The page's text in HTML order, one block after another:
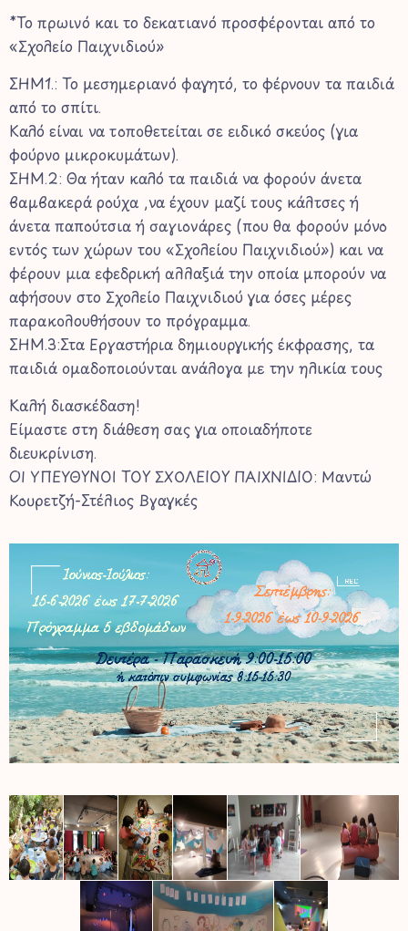
*Το πρωινό και το δεκατιανό προσφέρονται από το
«Σχολείο Παιχνιδιού»
ΣΗΜ1.: Το μεσημεριανό φαγητό, το φέρνουν τα παιδιά
από το σπίτι.
Kαλό είναι να τοποθετείται σε ειδικό σκεύος (για
φούρνο μικροκυμάτων).
ΣΗΜ.2: Θα ήταν καλό τα παιδιά να φορούν άνετα
βαμβακερά ρούχα ,να έχουν μαζί τους κάλτσες ή
άνετα παπούτσια ή σαγιονάρες (που θα φορούν μόνο
εντός των χώρων του «Σχολείου Παιχνιδιού») και να
φέρουν μια εφεδρική αλλαξιά την οποία μπορούν να
αφήσουν στο Σχολείο Παιχνιδιού για όσες μέρες
παρακολουθήσουν το πρόγραμμα.
ΣΗΜ.3:Στα Εργαστήρια δημιουργικής έκφρασης, τα
παιδιά ομαδοποιούνται ανάλογα με την ηλικία τους
Καλή διασκέδαση!
Είμαστε στη διάθεση σας για οποιαδήποτε
διευκρίνιση.
ΟΙ ΥΠΕΥΘΥΝΟΙ ΤΟΥ ΣΧΟΛΕΙΟΥ ΠΑΙΧΝΙΔΙΟ: Μαντώ
Κουρετζή-Στέλιος Βγαγκές